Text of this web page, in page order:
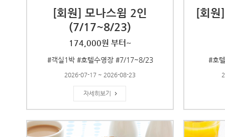
[회원] 모나스윔 2인
(7/17~8/23)
174,000원 부터~
#객실1박 #호텔수영장 #7/17~8/23
2026-07-17 ~ 2026-08-23
자세히보기
[회원
#호